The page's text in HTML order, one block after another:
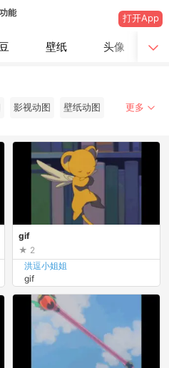
能
打开App
壁纸 头像
影视动图 壁纸动图 更多
gif
2
洪逗小姐姐
gif